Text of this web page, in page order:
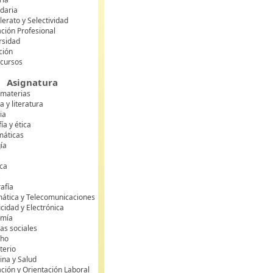
y Selectividad
Profesional
Asignatura
y literatura
y ética
y Telecomunicaciones
y Electrónica
sociales
y Salud
y Orientación Laboral